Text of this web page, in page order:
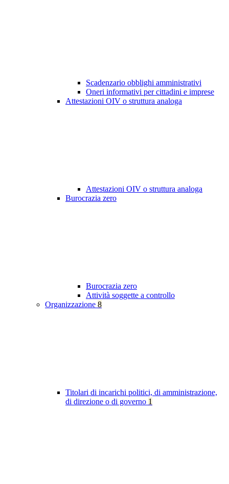
Scadenzario obblighi amministrativi
Oneri informativi per cittadini e imprese
Attestazioni OIV o struttura analoga
Attestazioni OIV o struttura analoga
Burocrazia zero
Burocrazia zero
Attività soggette a controllo
Organizzazione 8
Titolari di incarichi politici, di amministrazione,
di direzione o di governo 1